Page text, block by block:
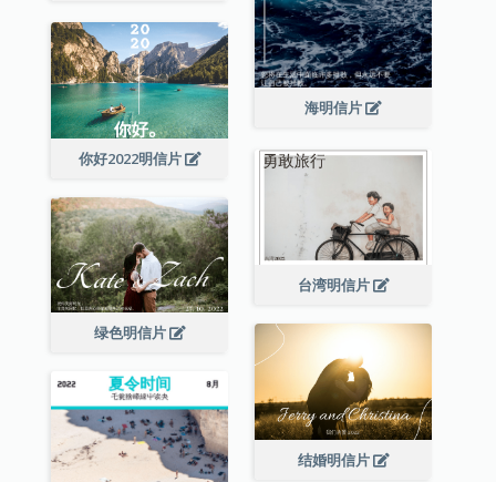
海明信片
你好2022明信片
台湾明信片
绿色明信片
结婚明信片